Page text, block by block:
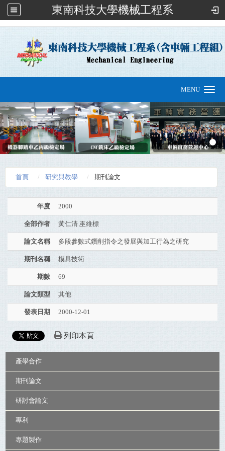
東南科技大學機械工程系
:::
navigation
MENU
首頁 研究與教學 期刊論文
年度 2000
全部作者 黃仁清 巫維標
論文名稱 多段參數式鑽削指令之發展與加工行為之研究
期刊名稱 模具技術
期數 69
論文類型 其他
發表日期 2000-12-01
列印本頁
產學合作
期刊論文
研討會論文
專利
專題製作